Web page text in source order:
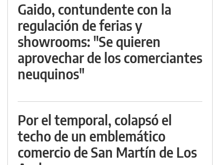
Gaido, contundente con la
regulación de ferias y
showrooms: "Se quieren
aprovechar de los comerciantes
neuquinos"
Por el temporal, colapsó el
techo de un emblemático
comercio de San Martín de Los